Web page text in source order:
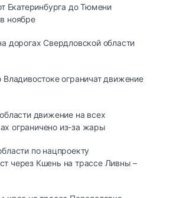
Екатеринбурга до Тюмени
ноябре
дорогах Свердловской области
Владивостоке ограничат движение
движение на всех
ограничено из-за жары
по нацпроекту
через Кшень на трассе Ливны –